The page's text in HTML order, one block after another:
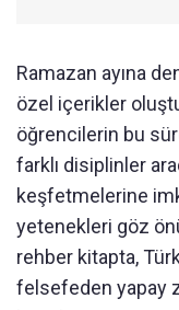
Ramazan ayına
özel içerikler
öğrencilerin bu
farklı disiplinler
keşfetmelerine
yetenekleri göz
rehber kitapta,
felsefeden yapay